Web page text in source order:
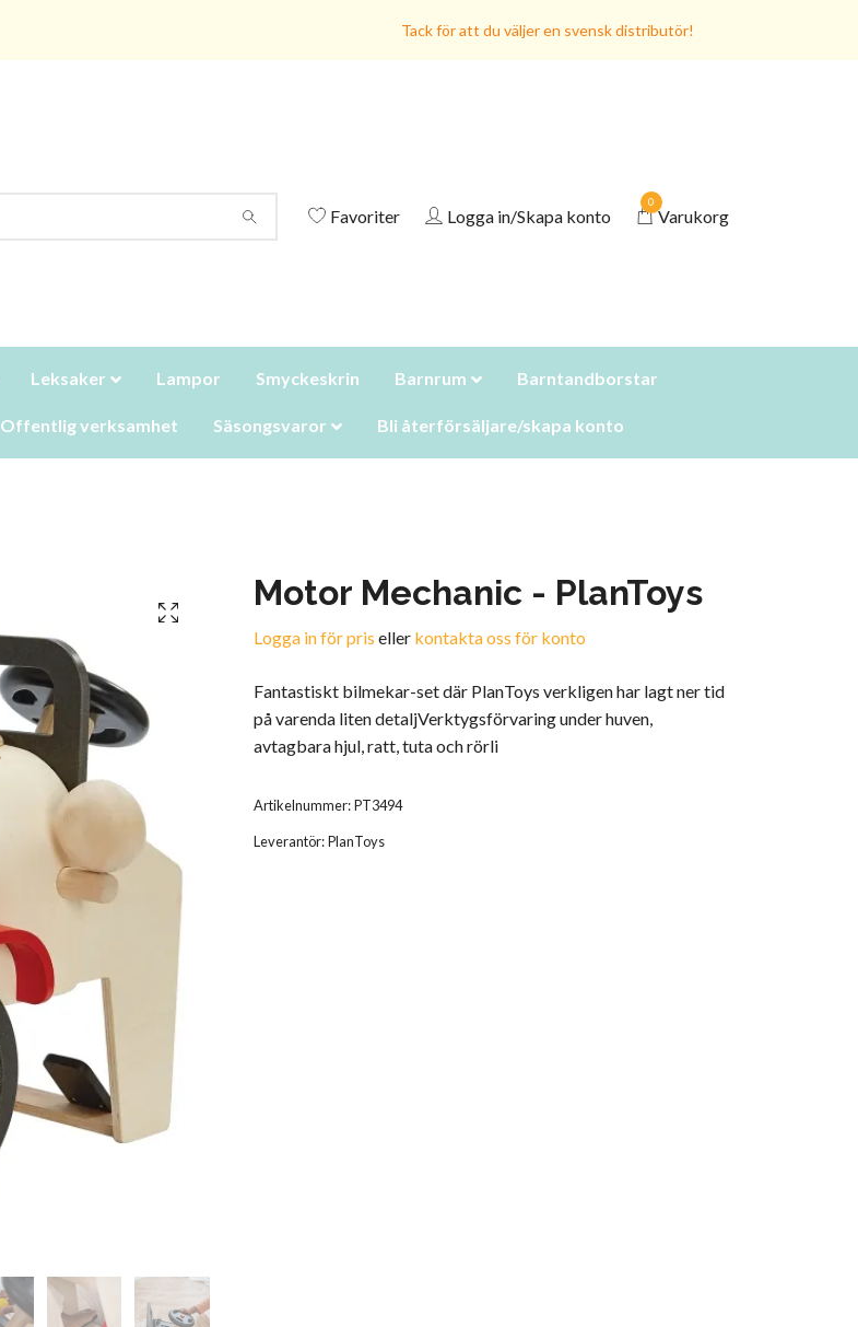
Tack för att du väljer en svensk distributör!
Favoriter Logga in/Skapa konto
0
Varukorg
Leksaker Lampor Smyckeskrin Barnrum Barntandborstar
Offentlig verksamhet Säsongsvaror Bli återförsäljare/skapa konto
Motor Mechanic - PlanToys
Logga in för pris eller kontakta oss för konto
Fantastiskt bilmekar-set där PlanToys verkligen har lagt ner tid
på varenda liten detaljVerktygsförvaring under huven,
avtagbara hjul, ratt, tuta och rörli
Artikelnummer:PT3494
Leverantör:PlanToys